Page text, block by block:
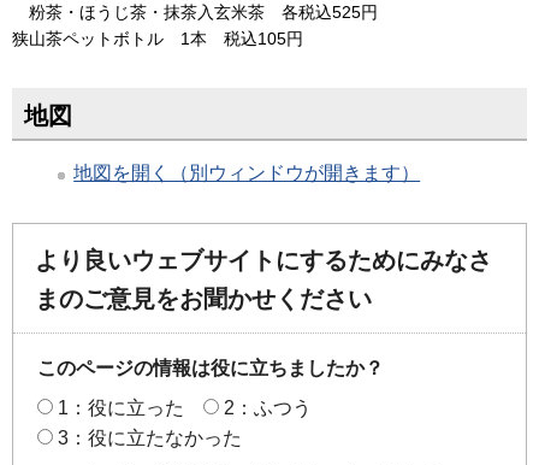
粉茶・ほうじ茶・抹茶入玄米茶 各税込525円
狭山茶ペットボトル 1本 税込105円
地図
地図を開く（別ウィンドウが開きます）
より良いウェブサイトにするためにみなさ
まのご意見をお聞かせください
このページの情報は役に立ちましたか？
1：役に立った
2：ふつう
3：役に立たなかった